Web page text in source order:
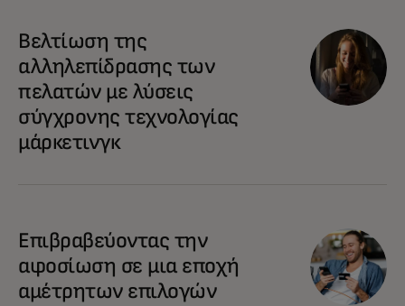
Βελτίωση της
αλληλεπίδρασης των
πελατών με λύσεις
σύγχρονης τεχνολογίας
μάρκετινγκ
Επιβραβεύοντας την
αφοσίωση σε μια εποχή
αμέτρητων επιλογών